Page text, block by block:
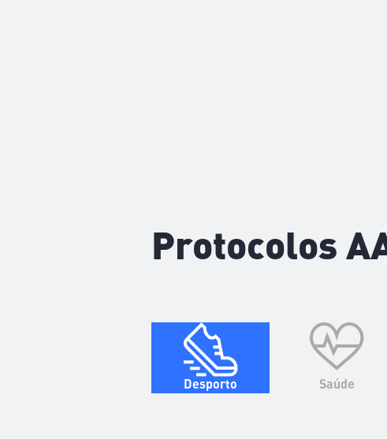
Protocolos
Protocolos
Saúde
Desporto